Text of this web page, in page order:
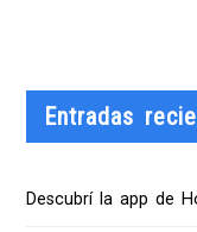
Entradas
Descubrí la app de